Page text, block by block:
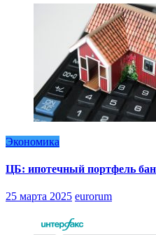
Экономика
ЦБ: ипотечный портфель
25 марта 2025 eurorum